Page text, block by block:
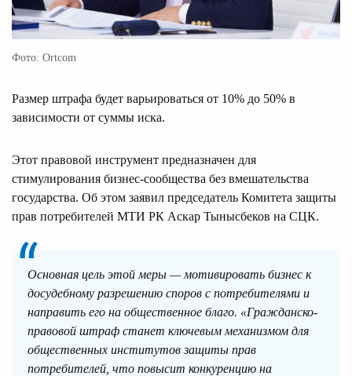
Фото: Ortcom
Размер штрафа будет варьироваться от 10% до 50% в
зависимости от суммы иска.
Этот правовой инструмент предназначен для
стимулирования бизнес-сообщества без вмешательства
государства. Об этом заявил председатель Комитета защиты
прав потребителей МТИ РК Аскар Тынысбеков на СЦК.
Основная цель этой меры — мотивировать бизнес к
досудебному разрешению споров с потребителями и
направить его на общественное благо. «Гражданско-
правовой штраф станет ключевым механизмом для
общественных институтов защиты прав
потребителей, что повысит конкуренцию на